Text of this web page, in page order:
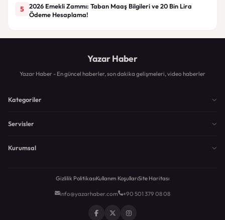
5
2026 Emekli Zammı: Taban Maaş Bilgileri ve 20 Bin Lira
Ödeme Hesaplama!
Yazar Haber
Yazar Haber - En güncel haberler, son dakika gelişmeleri, video haberler
Kategoriler
Servisler
Kurumsal
Gizlilik PolitikasıKullanım KoşullarıSite Haritası
info@yazarhaber.com +90 501 379 08 08